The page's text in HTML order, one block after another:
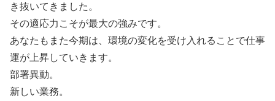
き抜いてきました。
その適応力こそが最大の強みです。
あなたもまた今期は、環境の変化を受け入れることで仕事
運が上昇していきます。
部署異動。
新しい業務。